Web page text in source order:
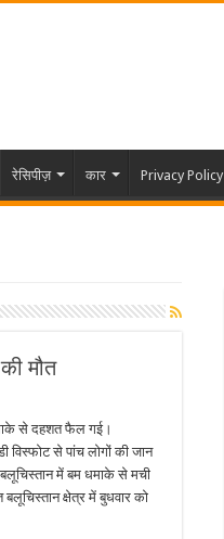
रेसिपीज़ कार Privacy Policy
मौत
से दहशत फैल गई।
विस्फोट से पांच लोगों की जान
में बम धमाके से मची
क्षेत्र में बुधवार को